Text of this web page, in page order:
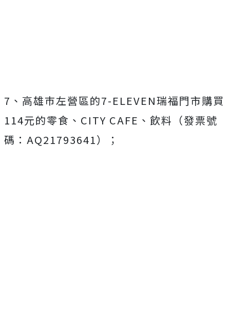
7、高雄巿左營區的7-ELEVEN瑞福門市購買
114元的零食、CITY CAFE、飲料（發票號
碼：AQ21793641）；